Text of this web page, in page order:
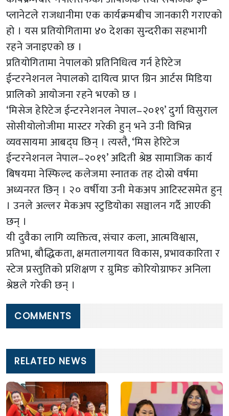
प्लानेटले राजधानीमा एक कार्यक्रमबीच जानकारी गराएको
हो । यस प्रतियोगितामा ४० देशका सुन्दरीका सहभागी
रहने जनाइएको छ ।
प्रतियोगितामा नेपालको प्रतिनिधित्व गर्न हेरिटेज
ईन्टरनेशनल नेपालको दायित्व प्राप्त ग्रिन आर्टस मिडिया
प्रालिको आयोजना रहने भएको छ ।
‘मिसेज हेरिटेज ईन्टरनेशनल नेपाल–२०१९’ दुर्गा विसुराल
सोसीयोलोजीमा मास्टर गरेकी हुन् भने उनी विभिन्न
व्यवसायमा आबद्घ छिन् । त्यस्तै, ‘मिस हेरिटेज
ईन्टरनेशनल नेपाल–२०१९’ अदिती श्रेष्ठ सामाजिक कार्य
बिषयमा नेस्फिल्द कलेजमा स्नातक तह दोस्रो वर्षमा
अध्यनरत छिन् । २० वर्षीया उनी मेकअप आटिस्टसमेत हुन्
। उनले अल्लर मेकअप स्टुडियोका सञ्चालन गर्दै आएकी
छन् ।
यी दुवैका लागि व्यक्तित्व, संचार कला, आत्मविश्वास,
प्रतिभा, बौद्धिकता, क्षमतालगायत विकास, प्रभावकारिता र
स्टेज प्रस्तुतिको प्रशिक्षण र ग्रुमिङ कोरियोग्राफर अनिला
श्रेष्ठले गरेकी छन् ।
COMMENTS
RELATED NEWS